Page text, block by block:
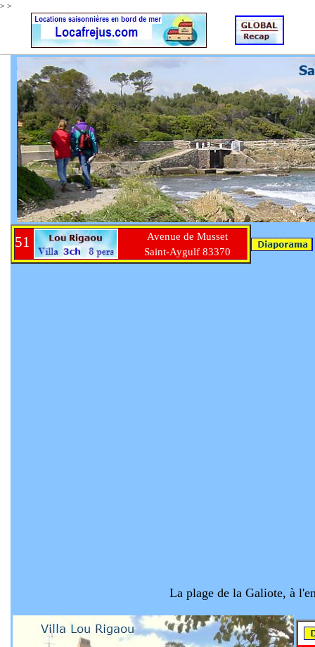
> >
51
Avenue de Musset
Saint-Aygulf 83370
La plage de la Galiote, à